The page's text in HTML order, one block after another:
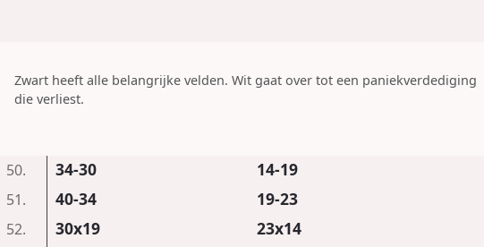
Zwart heeft alle belangrijke velden. Wit gaat over tot een paniekverdediging
die verliest.
50. 34-30 14-19
51. 40-34 19-23
52. 30x19 23x14